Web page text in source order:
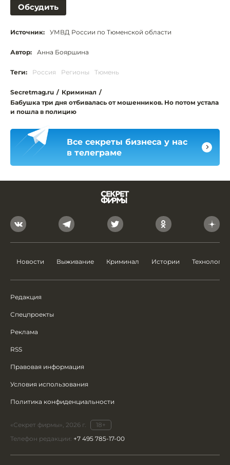
Обсудить
Источник: УМВД России по Тюменской области
Автор: Анна Бояршина
Теги: Россия Регионы Тюмень
Secretmag.ru / Криминал /
Бабушка три дня отбивалась от мошенников. Но потом устала
и пошла в полицию
Все секреты бизнеса у нас
в телеграме
Новости Выживание Криминал Истории Технологии
Редакция
Спецпроекты
Реклама
RSS
Правовая информация
Условия использования
Политика конфиденциальности
«Секрет фирмы», 2026 г.
18+
Телефон редакции: +7 495 785-17-00